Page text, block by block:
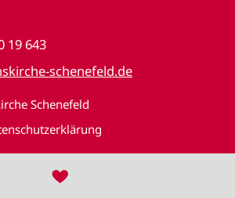
19 643
schenefeld.de
Schenefeld
♥